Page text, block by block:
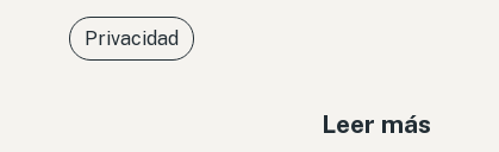
Privacidad
Leer más